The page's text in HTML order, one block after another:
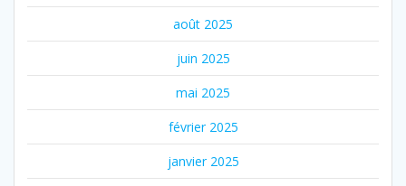
août 2025
juin 2025
mai 2025
février 2025
janvier 2025